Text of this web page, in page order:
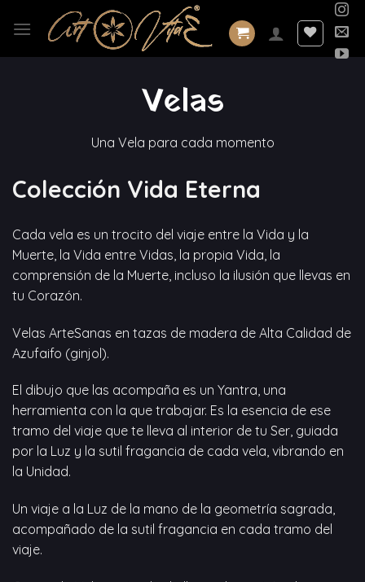
Velas
Una Vela para cada momento
Colección Vida Eterna
Cada vela es un trocito del viaje entre la Vida y la
Muerte, la Vida entre Vidas, la propia Vida, la
comprensión de la Muerte, incluso la ilusión que llevas en
tu Corazón.
Velas ArteSanas en tazas de madera de Alta Calidad de
Azufaifo (ginjol).
El dibujo que las acompaña es un Yantra, una
herramienta con la que trabajar. Es la esencia de ese
tramo del viaje que te lleva al interior de tu Ser, guiada
por la Luz y la sutil fragancia de cada vela, vibrando en
la Unidad.
Un viaje a la Luz de la mano de la geometría sagrada,
acompañado de la sutil fragancia en cada tramo del
viaje.